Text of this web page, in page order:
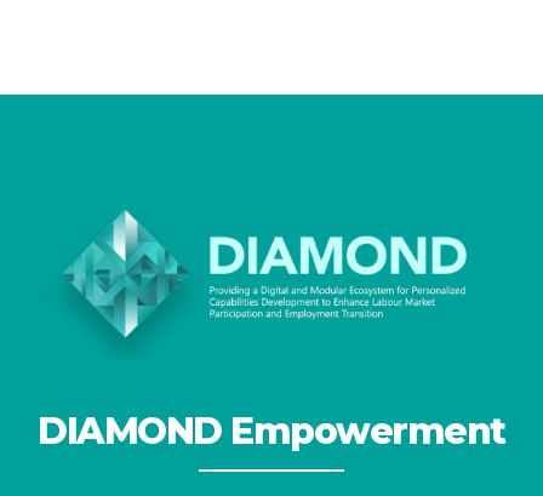
DIAMOND Empowerment